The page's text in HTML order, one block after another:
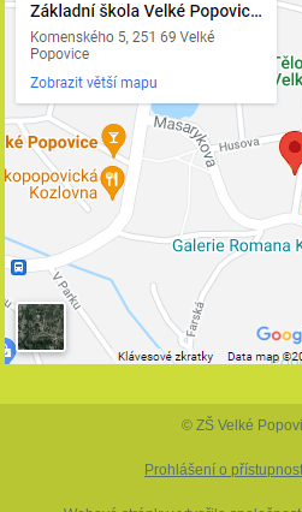
© ZŠ Velké
Prohlášení o